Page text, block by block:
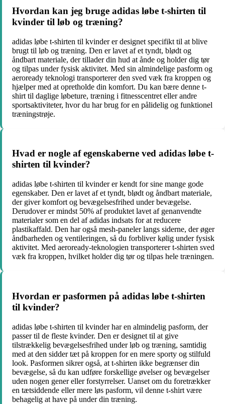
Hvordan kan jeg bruge adidas løbe t-shirten til
kvinder til løb og træning?
adidas løbe t-shirten til kvinder er designet specifikt til at blive
brugt til løb og træning. Den er lavet af et tyndt, blødt og
åndbart materiale, der tillader din hud at ånde og holder dig tør
og tilpas under fysisk aktivitet. Med sin almindelige pasform og
aeroready teknologi transporterer den sved væk fra kroppen og
hjælper med at opretholde din komfort. Du kan bære denne t-
shirt til daglige løbeture, træning i fitnesscentret eller andre
sportsaktiviteter, hvor du har brug for en pålidelig og funktionel
træningstrøje.
Hvad er nogle af egenskaberne ved adidas løbe t-
shirten til kvinder?
adidas løbe t-shirten til kvinder er kendt for sine mange gode
egenskaber. Den er lavet af et tyndt, blødt og åndbart materiale,
der giver komfort og bevægelsesfrihed under bevægelse.
Derudover er mindst 50% af produktet lavet af genanvendte
materialer som en del af adidas indsats for at reducere
plastikaffald. Den har også mesh-paneler langs siderne, der øger
åndbarheden og ventileringen, så du forbliver kølig under fysisk
aktivitet. Med aeroready-teknologien transporterer t-shirten sved
væk fra kroppen, hvilket holder dig tør og tilpas hele træningen.
Hvordan er pasformen på adidas løbe t-shirten
til kvinder?
adidas løbe t-shirten til kvinder har en almindelig pasform, der
passer til de fleste kvinder. Den er designet til at give
tilstrækkelig bevægelsesfrihed under løb og træning, samtidig
med at den sidder tæt på kroppen for en mere sporty og stilfuld
look. Pasformen sikrer også, at t-shirten ikke begrænser din
bevægelse, så du kan udføre forskellige øvelser og bevægelser
uden nogen gener eller forstyrrelser. Uanset om du foretrækker
en tætsiddende eller mere løs pasform, vil denne t-shirt være
behagelig at have på under din træning.